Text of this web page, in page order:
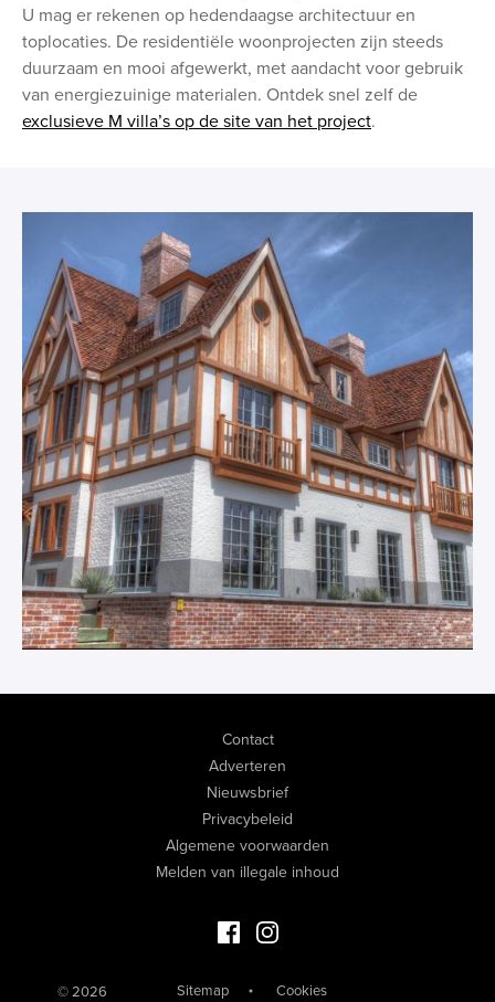
U mag er rekenen op hedendaagse architectuur en
toplocaties. De residentiële woonprojecten zijn steeds
duurzaam en mooi afgewerkt, met aandacht voor gebruik
van energiezuinige materialen. Ontdek snel zelf de
exclusieve M villa’s op de site van het project.
Contact
Adverteren
Nieuwsbrief
Privacybeleid
Algemene voorwaarden
Melden van illegale inhoud
Facebook Luxevastgoed
Instagram Luxevastgoed
© 2026 Sitemap Cookies